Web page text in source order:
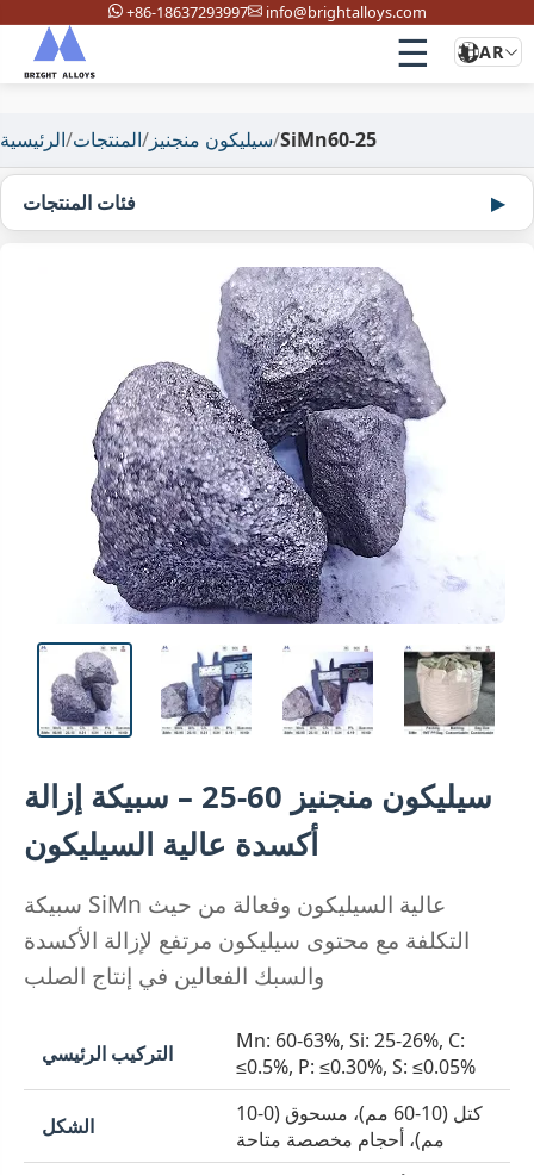
+86-18637293997 info@brightalloys.com
☰ AR
الرئيسية/المنتجات/سيليكون منجنيز/SiMn60-25
فئات المنتجات
سيليكون منجنيز 60-25 – سبيكة إزالة
أكسدة عالية السيليكون
سبيكة SiMn عالية السيليكون وفعالة من حيث
التكلفة مع محتوى سيليكون مرتفع لإزالة الأكسدة
والسبك الفعالين في إنتاج الصلب
التركيب الرئيسي
Mn: 60-63%, Si: 25-26%, C:
≤0.5%, P: ≤0.30%, S: ≤0.05%
الشكل
كتل (10-60 مم)، مسحوق (0-10
مم)، أحجام مخصصة متاحة